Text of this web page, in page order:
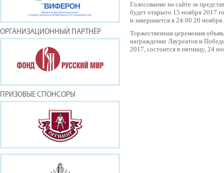
ОРГАНИЗАЦИОННЫЙ ПАРТНЁР
ПРИЗОВЫЕ СПОНСОРЫ
Голосование на сайте за
будет открыто 15 ноября 2017
и завершается в 24:00 20 ноября.
Торжественная церемония
награждение Лауреатов и
2017, состоится в пятницу, 24